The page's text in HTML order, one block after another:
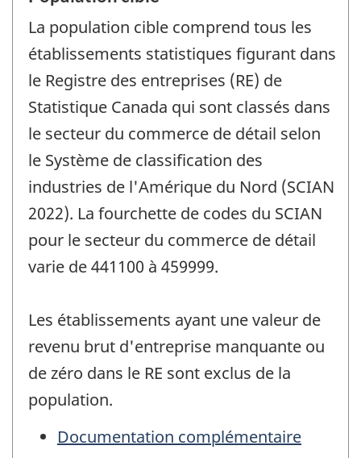
La population cible comprend tous les
établissements statistiques figurant dans
le Registre des entreprises (RE) de
Statistique Canada qui sont classés dans
le secteur du commerce de détail selon
le Système de classification des
industries de l'Amérique du Nord (SCIAN
2022). La fourchette de codes du SCIAN
pour le secteur du commerce de détail
varie de 441100 à 459999.
Les établissements ayant une valeur de
revenu brut d'entreprise manquante ou
de zéro dans le RE sont exclus de la
population.
Documentation complémentaire